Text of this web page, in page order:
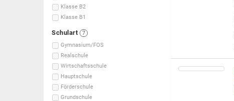
Klasse B2
Klasse B1
Schulart
7
Gymnasium/FOS
Realschule
Wirtschaftsschule
Hauptschule
Förderschule
Grundschule